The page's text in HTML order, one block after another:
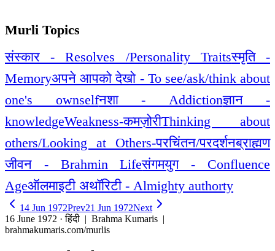
Murli Topics
संस्कार - Resolves /Personality Traitsस्मृति -
Memoryअपने आपको देखो - To see/ask/think about
one's ownselfनशा - Addictionज्ञान -
knowledgeWeakness-कमज़ोरीThinking about
others/Looking at Others-परचिंतन/परदर्शनब्राह्मण
जीवन - Brahmin Lifeसंगमयुग - Confluence
Ageऑलमाइटी अथॉरिटी - Almighty authorty
14 Jun 1972Prev21 Jun 1972Next
16 June 1972 · हिंदी | Brahma Kumaris |
brahmakumaris.com/murlis